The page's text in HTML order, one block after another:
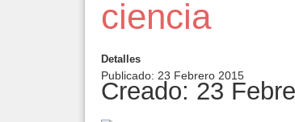
ciencia
Detalles
Publicado: 23 Febrero 2015
Creado: 23